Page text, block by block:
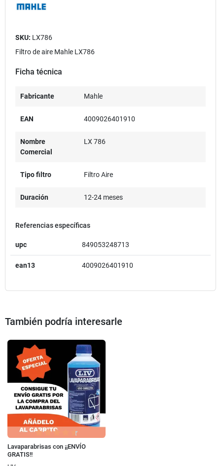
SKU: LX786
Filtro de aire Mahle LX786
Ficha técnica
Fabricante Mahle
EAN 4009026401910
Nombre
Comercial
LX 786
Tipo filtro Filtro Aire
Duración 12-24 meses
Referencias específicas
upc 849053248713
ean13 4009026401910
También podría interesarle
Lavaparabrisas con ¡¡ENVÍO
GRATIS!!